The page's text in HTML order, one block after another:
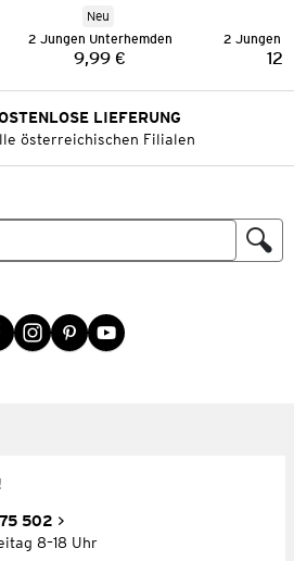
Neu
2 Jungen Unterhemden
Preis:
9,99 €
2 Jungen
LIEFERUNG
österreichischen Filialen
502
8–18 Uhr